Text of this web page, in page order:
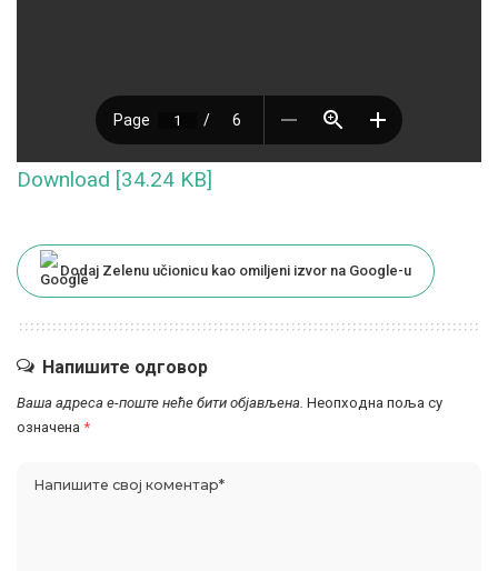
Download [34.24 KB]
Dodaj Zelenu učionicu kao omiljeni izvor na Google-u
Напишите одговор
Ваша адреса е-поште неће бити објављена. Неопходна поља су
означена *